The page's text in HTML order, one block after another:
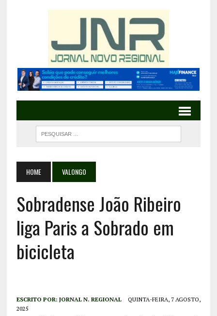
HOME VALONGO
Sobradense João Ribeiro
liga Paris a Sobrado em
bicicleta
ESCRITO POR: JORNAL N. REGIONAL
QUINTA-FEIRA, 7 AGOSTO,
2025